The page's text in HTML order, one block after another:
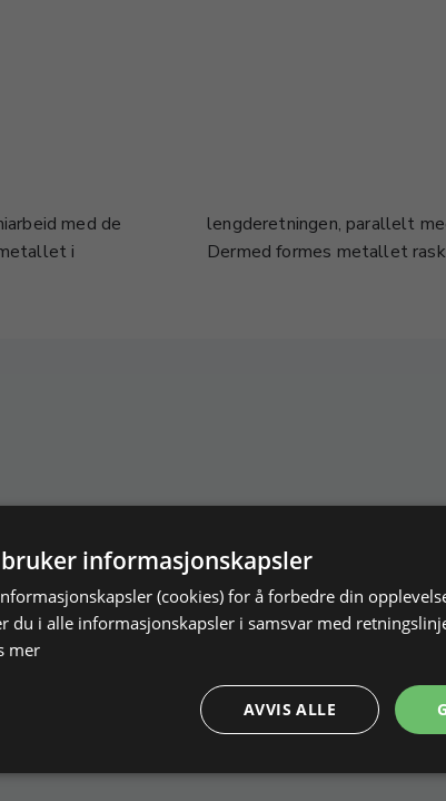
med de
i
sterkere slag.
Dermed formes metallet
informasjonskapsler
(cookies) for å forbedre din
du i alle informasjonskapsler i samsvar med
mer
AVVIS ALLE